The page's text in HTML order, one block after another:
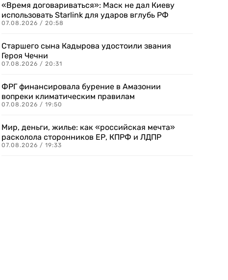
«Время договариваться»: Маск не дал Киеву
использовать Starlink для ударов вглубь РФ
07.08.2026 / 20:58
Старшего сына Кадырова удостоили звания
Героя Чечни
07.08.2026 / 20:31
ФРГ финансировала бурение в Амазонии
вопреки климатическим правилам
07.08.2026 / 19:50
Мир, деньги, жилье: как «российская мечта»
расколола сторонников ЕР, КПРФ и ЛДПР
07.08.2026 / 19:33